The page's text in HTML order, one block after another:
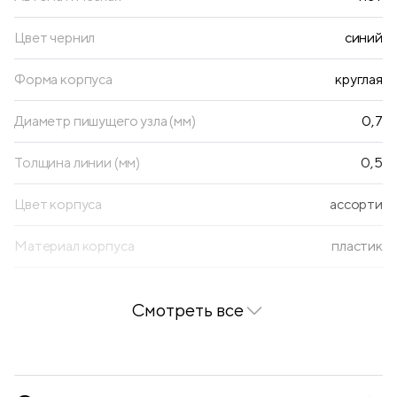
Цвет чернил синий
Форма корпуса круглая
Диаметр пишущего узла (мм) 0,7
Толщина линии (мм) 0,5
Цвет корпуса ассорти
Материал корпуса пластик
Чернила пониженной вязкости да
Смотреть все